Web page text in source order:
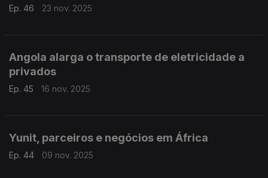
Ep. 46 23 nov. 2025
Angola alarga o transporte de eletricidade a
privados
Ep. 45 16 nov. 2025
Yunit, parceiros e negócios em África
Ep. 44 09 nov. 2025